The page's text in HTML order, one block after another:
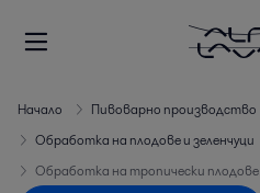
Начало
Пивоварно производство
Обработка на плодове и зеленчуци
Обработка на тропически плодове